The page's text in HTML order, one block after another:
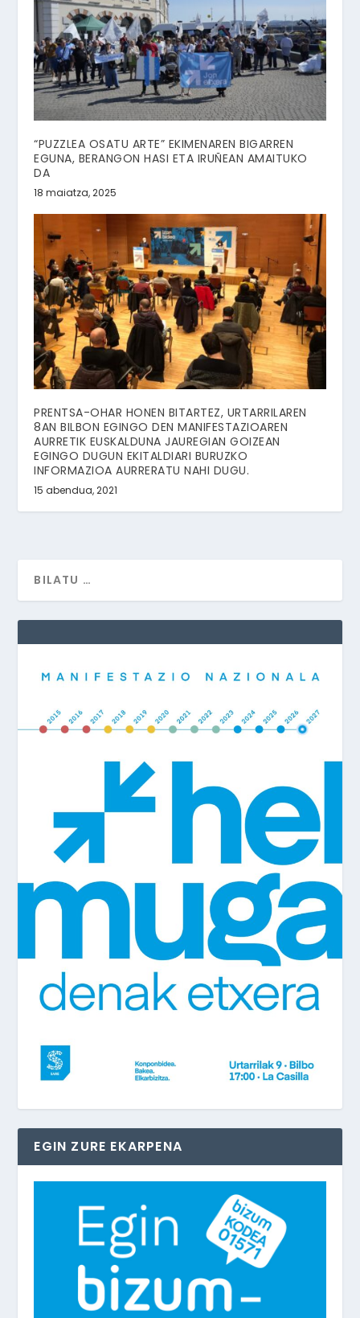
“PUZZLEA OSATU ARTE” EKIMENAREN BIGARREN
EGUNA, BERANGON HASI ETA IRUÑEAN AMAITUKO
DA
18 maiatza, 2025
PRENTSA-OHAR HONEN BITARTEZ, URTARRILAREN
8AN BILBON EGINGO DEN MANIFESTAZIOAREN
AURRETIK EUSKALDUNA JAUREGIAN GOIZEAN
EGINGO DUGUN EKITALDIARI BURUZKO
INFORMAZIOA AURRERATU NAHI DUGU.
15 abendua, 2021
EGIN ZURE EKARPENA